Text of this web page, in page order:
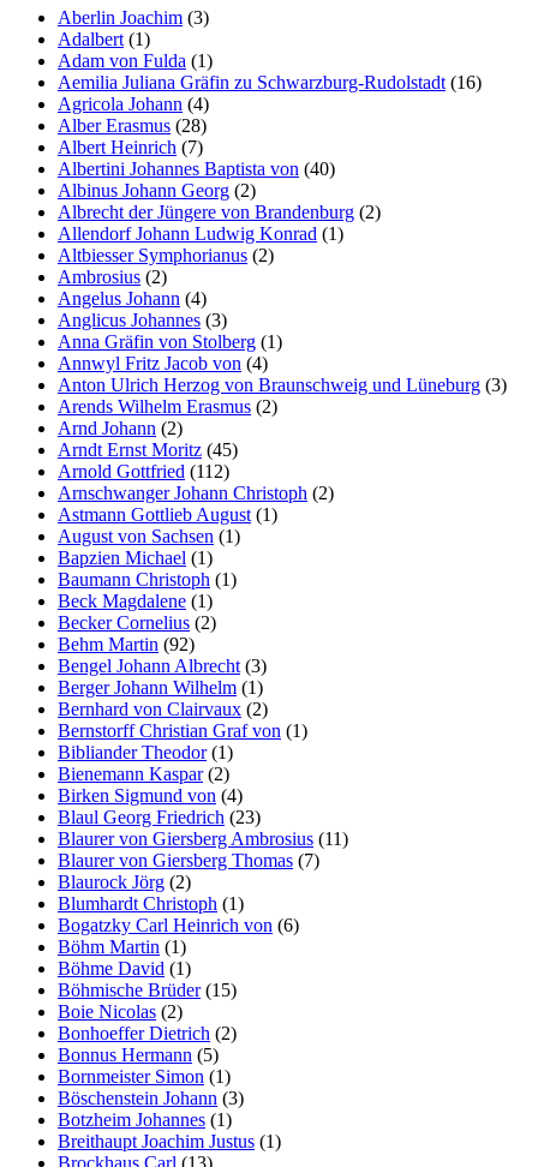
Aberlin Joachim (3)
Adalbert (1)
Adam von Fulda (1)
Aemilia Juliana Gräfin zu Schwarzburg-Rudolstadt (16)
Agricola Johann (4)
Alber Erasmus (28)
Albert Heinrich (7)
Albertini Johannes Baptista von (40)
Albinus Johann Georg (2)
Albrecht der Jüngere von Brandenburg (2)
Allendorf Johann Ludwig Konrad (1)
Altbiesser Symphorianus (2)
Ambrosius (2)
Angelus Johann (4)
Anglicus Johannes (3)
Anna Gräfin von Stolberg (1)
Annwyl Fritz Jacob von (4)
Anton Ulrich Herzog von Braunschweig und Lüneburg (3)
Arends Wilhelm Erasmus (2)
Arnd Johann (2)
Arndt Ernst Moritz (45)
Arnold Gottfried (112)
Arnschwanger Johann Christoph (2)
Astmann Gottlieb August (1)
August von Sachsen (1)
Bapzien Michael (1)
Baumann Christoph (1)
Beck Magdalene (1)
Becker Cornelius (2)
Behm Martin (92)
Bengel Johann Albrecht (3)
Berger Johann Wilhelm (1)
Bernhard von Clairvaux (2)
Bernstorff Christian Graf von (1)
Bibliander Theodor(1)
Bienemann Kaspar(2)
Birken Sigmund von (4)
Blaul Georg Friedrich (23)
Blaurer von Giersberg Ambrosius (11)
Blaurer von Giersberg Thomas (7)
Blaurock Jörg (2)
Blumhardt Christoph (1)
Bogatzky Carl Heinrich von (6)
Böhm Martin (1)
Böhme David (1)
Böhmische Brüder(15)
Boie Nicolas (2)
Bonhoeffer Dietrich (2)
Bonnus Hermann (5)
Bornmeister Simon (1)
Böschenstein Johann (3)
Botzheim Johannes (1)
Breithaupt Joachim Justus (1)
Brockhaus Carl (13)
personalisierte
Inhalte und
Angebote zu sehen.